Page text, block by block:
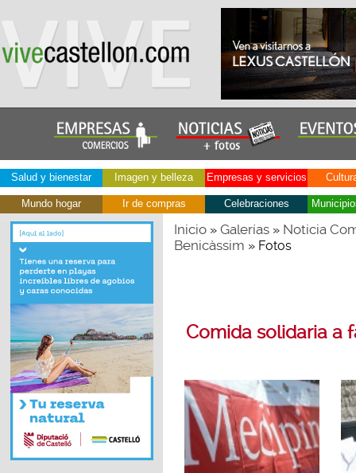
Salud y bienestar Imagen y belleza Empresas y servicios
Mundo hogar Ir de compras Celebraciones
Inicio» Galerías» Noticia
Benicàssim » Fotos
Comida solidaria a